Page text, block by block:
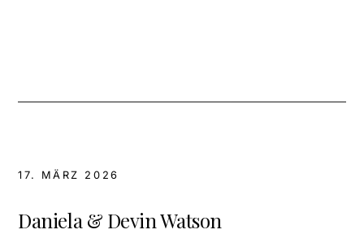
17. MÄRZ 2026
Daniela & Devin Watson